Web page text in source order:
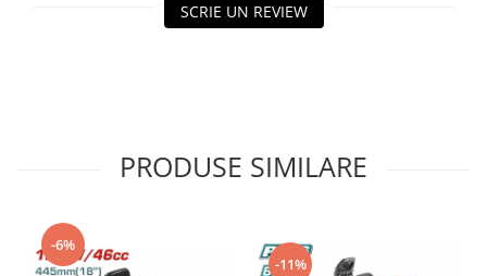
SCRIE UN REVIEW
PRODUSE SIMILARE
-6%
-11%